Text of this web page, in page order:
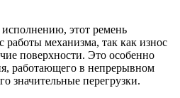
этот ремень
работы механизма, так как износ
поверхности. Это особенно
работающего в непрерывном
значительные перегрузки.